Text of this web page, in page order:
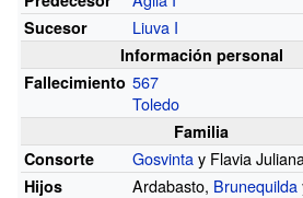
Sucesor Liuva I
Información personal
Fallecimiento 567
Toledo
Familia
Consorte
Gosvintay Flavia
Hijos Ardabasto, Brunequilda